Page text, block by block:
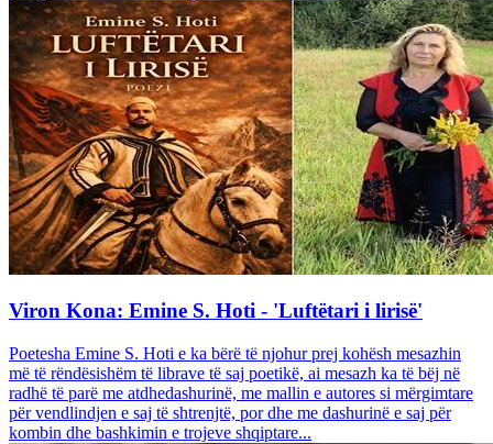
Viron Kona: Emine S. Hoti - 'Luftëtari i lirisë'
Poetesha Emine S. Hoti e ka bërë të njohur prej kohësh mesazhin
më të rëndësishëm të librave të saj poetikë, ai mesazh ka të bëj në
radhë të parë me atdhedashurinë, me mallin e autores si mërgimtare
për vendlindjen e saj të shtrenjtë, por dhe me dashurinë e saj për
kombin dhe bashkimin e trojeve shqiptare...